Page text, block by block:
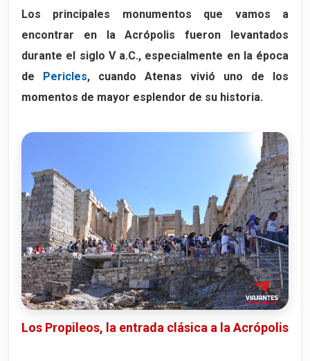
Los principales monumentos que vamos a
encontrar en la Acrópolis fueron levantados
durante el siglo V a.C., especialmente en la época
de Pericles, cuando Atenas vivió uno de los
momentos de mayor esplendor de su historia.
Los Propileos, la entrada clásica a la Acrópolis